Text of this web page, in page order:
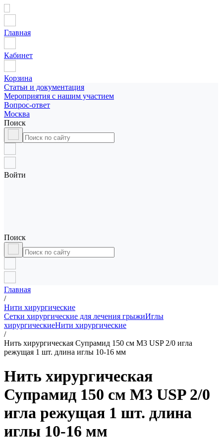
Главная
Кабинет
Корзина
Статьи и документация
Мероприятия с нашим участием
Вопрос-ответ
Москва
Поиск
Войти
Поиск
Главная
/
Нити хирургические
Сетки хирургические для лечения грыжиИглы
хирургическиеНити хирургические
/
Нить хирургическая Супрамид 150 см М3 USP 2/0 игла
режущая 1 шт. длина иглы 10-16 мм
Нить хирургическая
Супрамид 150 см М3 USP 2/0
игла режущая 1 шт. длина
иглы 10-16 мм